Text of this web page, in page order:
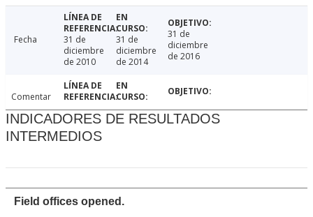
Fecha
31 de
diciembre
de 2010
31 de
diciembre
de 2014
31 de
diciembre
de 2016
Comentar
INDICADORES DE RESULTADOS
INTERMEDIOS
Field offices opened.